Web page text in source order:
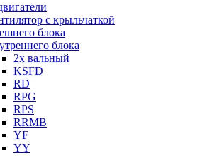
с крыльчаткой
блока
блока
2х вальный
KSFD
RD
RPG
RPS
RRMB
YF
YY